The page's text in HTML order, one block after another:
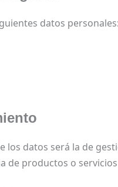
datos
los datos será la de
de productos o